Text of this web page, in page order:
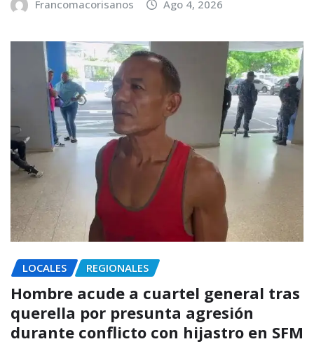
Francomacorisanos Ago 4, 2026
LOCALES REGIONALES
Hombre acude a cuartel general tras
querella por presunta agresión
durante conflicto con hijastro en SFM